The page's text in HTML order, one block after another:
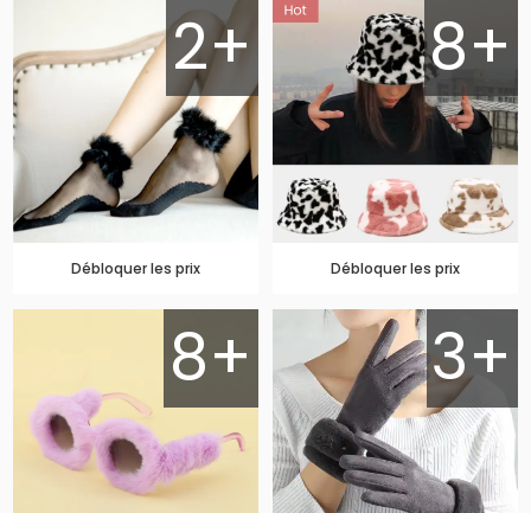
2+
Débloquer les prix
8+
Débloquer les prix
8+ 3+